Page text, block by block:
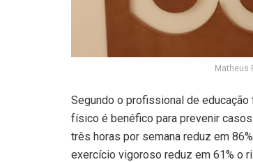
Matheus
Segundo o profissional de
físico é benéfico para prevenir
três horas por semana reduz em
exercício vigoroso reduz em 61% o